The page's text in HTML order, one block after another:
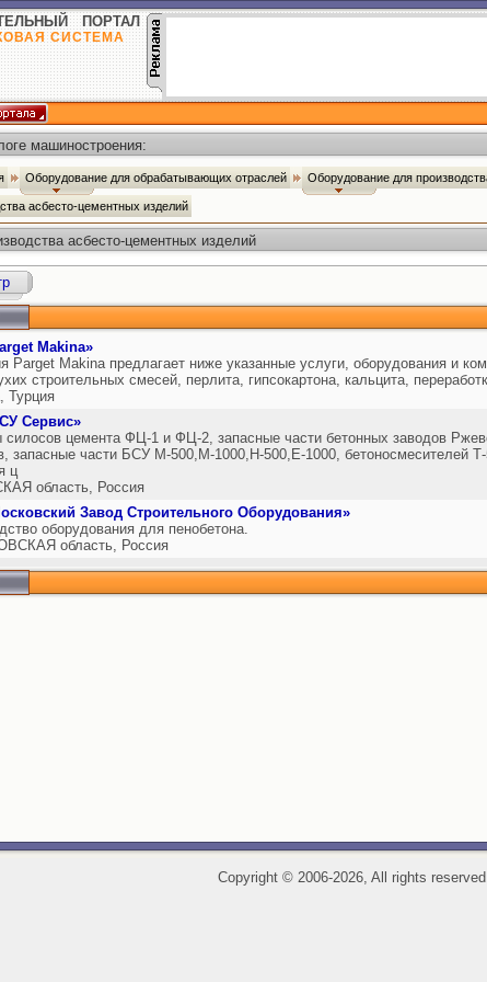
ПОРТАЛ
СИСТЕМА
машиностроения:
Оборудование для обрабатывающих отраслей Оборудование для
асбесто-цементных изделий
асбесто-цементных изделий
Makina»
Parget Makina предлагает ниже указанные услуги, оборудования и
строительных смесей, перлита, гипсокартона, кальцита,
Турция
Сервис»
силосов цемента ФЦ-1 и ФЦ-2, запасные части бетонных заводов
запасные части БСУ М-500,М-1000,Н-500,Е-1000, бетоносмесителей
ц
область, Россия
Завод Строительного Оборудования»
оборудования для пенобетона.
область, Россия
Copyright ©2006-2026, All rights